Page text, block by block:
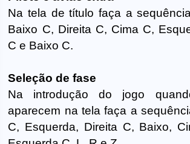
Na tela de título faça a
Baixo C, Direita C, Cima C,
C e Baixo C.
Seleção de fase
Na introdução do jogo
aparecem na tela faça a
C, Esquerda, Direita C, Baixo,